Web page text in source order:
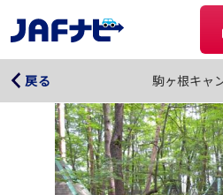
戻る 駒ヶ根キャ
駒ヶ根キャンプセンター